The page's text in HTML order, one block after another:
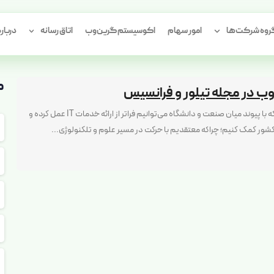
شرکت‌ها امور سهام اکوسیستم گرین‌وب اتاق رسانه سیاست‌هایمحیطی
در مجله تیلور و فرانسیس
ما در گرین‌وب بر این باوریم که با پیوند میان صنعت و دانشگاه می‌توانیم فراتر از ارائه خدمات IT عمل کرده و
کمک کنیم؛ چراکه معتقدیم با حرکت در مسیر علوم و تلکنولوژی...